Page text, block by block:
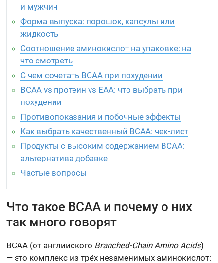
и мужчин
Форма выпуска: порошок, капсулы или
жидкость
Соотношение аминокислот на упаковке: на
что смотреть
С чем сочетать BCAA при похудении
BCAA vs протеин vs EAA: что выбрать при
похудении
Противопоказания и побочные эффекты
Как выбрать качественный BCAA: чек-лист
Продукты с высоким содержанием BCAA:
альтернатива добавке
Частые вопросы
Что такое BCAA и почему о них
так много говорят
BCAA (от английского Branched-Chain Amino Acids)
— это комплекс из трёх незаменимых аминокислот: